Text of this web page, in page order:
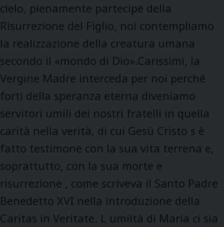
cielo, pienamente partecipe della
Risurrezione del Figlio, noi contempliamo
la realizzazione della creatura umana
secondo il «mondo di Dio».Carissimi, la
Vergine Madre interceda per noi perché
forti della speranza eterna diveniamo
servitori umili dei nostri fratelli in quella
carità nella verità, di cui Gesù Cristo s è
fatto testimone con la sua vita terrena e,
soprattutto, con la sua morte e
risurrezione , come scriveva il Santo Padre
Benedetto XVI nella introduzione della
Caritas in Veritate. L umiltà di Maria ci sia